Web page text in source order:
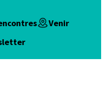
Venir